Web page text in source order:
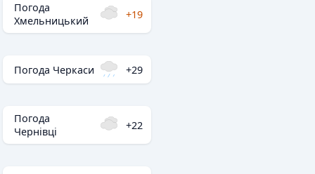
Погода
Хмельницький
+19
Погода Черкаси +29
Погода
Чернівці
+22